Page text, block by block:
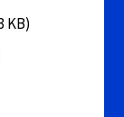
KB)